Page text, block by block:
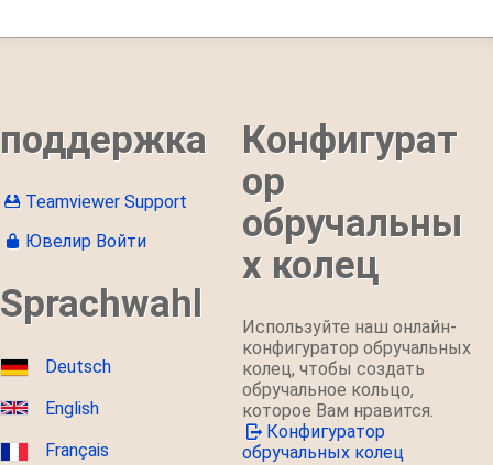
поддержка
Teamviewer Support
Ювелир Войти
Sprachwahl
Deutsch
English
Français
Конфигурат
ор
обручальны
х колец
Используйте наш онлайн-
конфигуратор обручальных
колец, чтобы создать
обручальное кольцо,
которое Вам нравится.
Конфигуратор
обручальных колец